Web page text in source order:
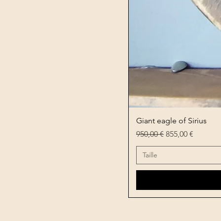
Giant eagle of Sirius
Prix original
950,00 € Prix
855,00 €
Taille